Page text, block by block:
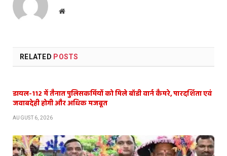
Website
RELATED POSTS
डायल-112 में तैनात पुलिसकर्मियों को मिले बॉडी वार्न कैमरे, पारदर्शिता एवं
जवाबदेही होगी और अधिक मजबूत
AUGUST 6, 2026